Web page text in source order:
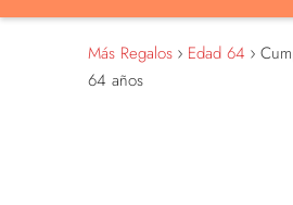
Más Regalos Edad 64
64 años